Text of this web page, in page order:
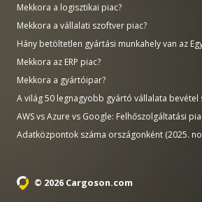
Mekkora a logisztikai piac?
Mekkora a vállalati szoftver piac?
Hány betöltetlen gyártási munkahely van az
Mekkora az ERP piac?
Mekkora a gyártóipar?
A világ 50 legnagyobb gyártó vállalata bevétel
AWS vs Azure vs Google: Felhőszolgáltatási
Adatközpontok száma országonként (2025.
© 2026 Cargoson.com